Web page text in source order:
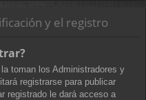
y el registro
toman los Administradores y
registrarse para publicar
registrado le dará acceso a